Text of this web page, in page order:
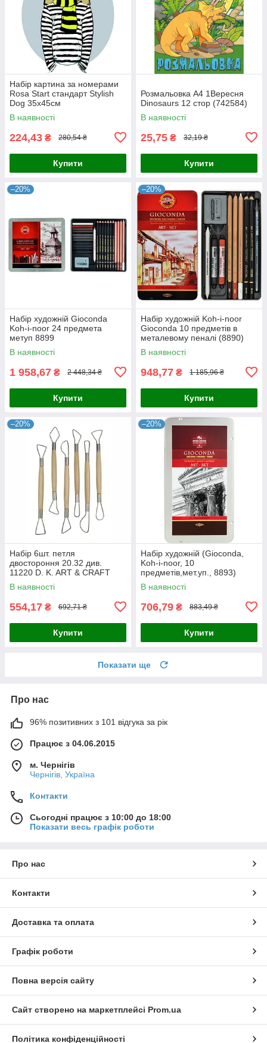
Набір картина за номерами
Rosa Start стандарт Stylish
Dog 35х45см
(4823098514244)
В наявності
224,43 ₴ 280,54 ₴
Купити
Розмальовка А4 1Вересня
Dinosaurs 12 стор (742584)
В наявності
25,75 ₴ 32,19 ₴
Купити
–20%
Набір художній Gioconda
Koh-i-noor 24 предмета
метуп 8899
В наявності
1 958,67 ₴ 2 448,34 ₴
Купити
–20%
Набір художній Koh-i-noor
Gioconda 10 предметів в
металевому пеналі (8890)
В наявності
948,77 ₴ 1 185,96 ₴
Купити
–20%
Набір 6шт. петля
двостороння 20.32 див.
11220 D. K. ART & CRAFT
В наявності
554,17 ₴ 692,71 ₴
Купити
–20%
Набір художній (Gioconda,
Koh-i-noor, 10
предметів,мет.уп., 8893)
В наявності
706,79 ₴ 883,49 ₴
Купити
Показати ще
Про нас
96% позитивних з 101 відгука за рік
Працює з 04.06.2015
м. Чернігів
Чернігів, Україна
Контакти
Сьогодні працює з 10:00 до 18:00
Показати весь графік роботи
Про нас
Контакти
Доставка та оплата
Графік роботи
Повна версія сайту
Сайт створено на маркетплейсі Prom.ua
Політика конфіденційності